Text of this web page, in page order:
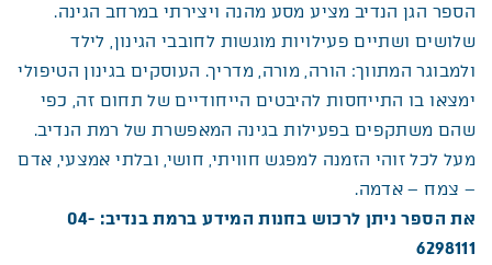
הספר הגן הנדיב מציע מסע מהנה ויצירתי במרחב הגינה.
שלושים ושתיים פעילויות מוגשות לחובבי הגינון, לילד
ולמבוגר המתווך: הורה, מורה, מדריך. העוסקים בגינון הטיפולי
ימצאו בו התייחסות להיבטים הייחודיים של תחום זה, כפי
שהם משתקפים בפעילות בגינה המאפשרת של רמת הנדיב.
מעל לכל זוהי הזמנה למפגש חוויתי, חושי, ובלתי אמצעי, אדם
– צמח – אדמה.
את הספר ניתן לרכוש בחנות המידע ברמת בנדיב: 04-
6298111